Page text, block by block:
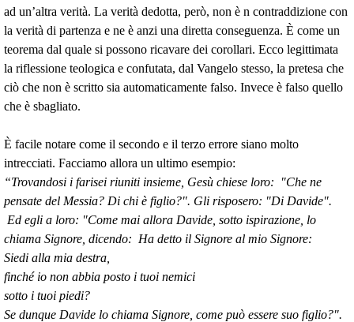
ad un’altra verità. La verità dedotta, però, non è n contraddizione con
la verità di partenza e ne è anzi una diretta conseguenza. È come un
teorema dal quale si possono ricavare dei corollari. Ecco legittimata
la riflessione teologica e confutata, dal Vangelo stesso, la pretesa che
ciò che non è scritto sia automaticamente falso. Invece è falso quello
che è sbagliato.
È facile notare come il secondo e il terzo errore siano molto
intrecciati. Facciamo allora un ultimo esempio:
“Trovandosi i farisei riuniti insieme, Gesù chiese loro: "Che ne
pensate del Messia? Di chi è figlio?". Gli risposero: "Di Davide".
Ed egli a loro: "Come mai allora Davide, sotto ispirazione, lo
chiama Signore, dicendo: Ha detto il Signore al mio Signore:
Siedi alla mia destra,
finché io non abbia posto i tuoi nemici
sotto i tuoi piedi?
Se dunque Davide lo chiama Signore, come può essere suo figlio?".